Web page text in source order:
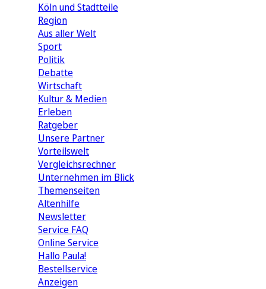
Köln und Stadtteile
Region
Aus aller Welt
Sport
Politik
Debatte
Wirtschaft
Kultur & Medien
Erleben
Ratgeber
Unsere Partner
Vorteilswelt
Vergleichsrechner
Unternehmen im Blick
Themenseiten
Altenhilfe
Newsletter
Service FAQ
Online Service
Hallo Paula!
Bestellservice
Anzeigen